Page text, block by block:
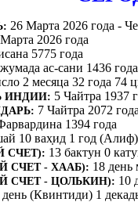
26 Марта 2026 года -
2026 года
5775 года
ас-сани 1436 года
2 месяца 32 года 74
ИНДИИ: 5 Чайтра 1937
7 Чайтра 2072
1394 года
10 вах̣ид 1 год
СЧЕТ): 13 бактун 0
СЧЕТ - ХААБ): 18 день
СЧЕТ - ЦОЛЬКИН): 10
день (Квинтиди) 1